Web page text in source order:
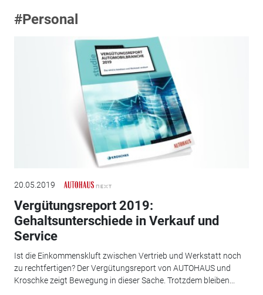
#Personal
20.05.2019
Vergütungsreport 2019:
Gehaltsunterschiede in Verkauf und
Service
Ist die Einkommenskluft zwischen Vertrieb und Werkstatt noch
zu rechtfertigen? Der Vergütungsreport von AUTOHAUS und
Kroschke zeigt Bewegung in dieser Sache. Trotzdem bleiben...